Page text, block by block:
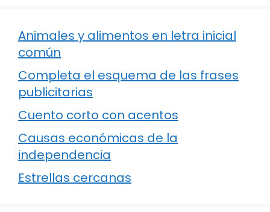
Animales y alimentos en letra inicial
común
Completa el esquema de las frases
publicitarias
Cuento corto con acentos
Causas económicas de la
independencia
Estrellas cercanas